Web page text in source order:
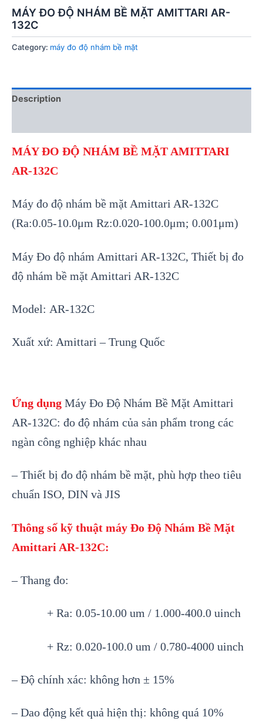
MÁY ĐO ĐỘ NHÁM BỀ MẶT AMITTARI AR-
132C
Category: máy đo độ nhám bề mặt
Description
MÁY ĐO ĐỘ NHÁM BỀ MẶT AMITTARI
AR-132C
Máy đo độ nhám bề mặt Amittari AR-132C
(Ra:0.05-10.0μm Rz:0.020-100.0μm; 0.001μm)
Máy Đo độ nhám Amittari AR-132C, Thiết bị đo
độ nhám bề mặt Amittari AR-132C
Model: AR-132C
Xuất xứ: Amittari – Trung Quốc
Ứng dụng Máy Đo Độ Nhám Bề Mặt Amittari
AR-132C: đo độ nhám của sản phẩm trong các
ngàn công nghiệp khác nhau
– Thiết bị đo độ nhám bề mặt, phù hợp theo tiêu
chuẩn ISO, DIN và JIS
Thông số kỹ thuật máy Đo Độ Nhám Bề Mặt
Amittari AR-132C:
– Thang đo:
+ Ra: 0.05-10.00 um / 1.000-400.0 uinch
+ Rz: 0.020-100.0 um / 0.780-4000 uinch
– Độ chính xác: không hơn ± 15%
– Dao động kết quả hiện thị: không quá 10%